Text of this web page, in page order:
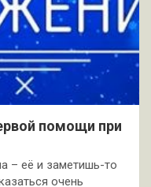
помощи при
– её и заметишь-то
очень